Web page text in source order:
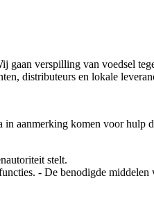
verspilling van voedsel
distributeurs en lokale
in aanmerking komen voor hulp
stelt.
- De benodigde